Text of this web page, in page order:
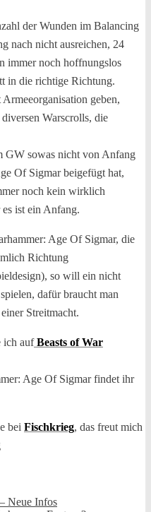
der Wunden im Balancing
nach nicht ausreichen, 24
immer noch hoffnungslos
in die richtige Richtung.
geben,
Warscrolls, die
GW sowas nicht von Anfang
Of Sigmar beigefügt hat,
noch kein wirklich
ist ein Anfang.
Age Of Sigmar, die
Richtung
so will ein nicht
dafür braucht man
Streitmacht.
ich aufBeasts of War
Age Of Sigmar findet ihr
bei Fischkrieg, das freut mich
Neue Infos